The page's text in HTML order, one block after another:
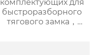
комплектующих для
быстроразборного
тягового замка，